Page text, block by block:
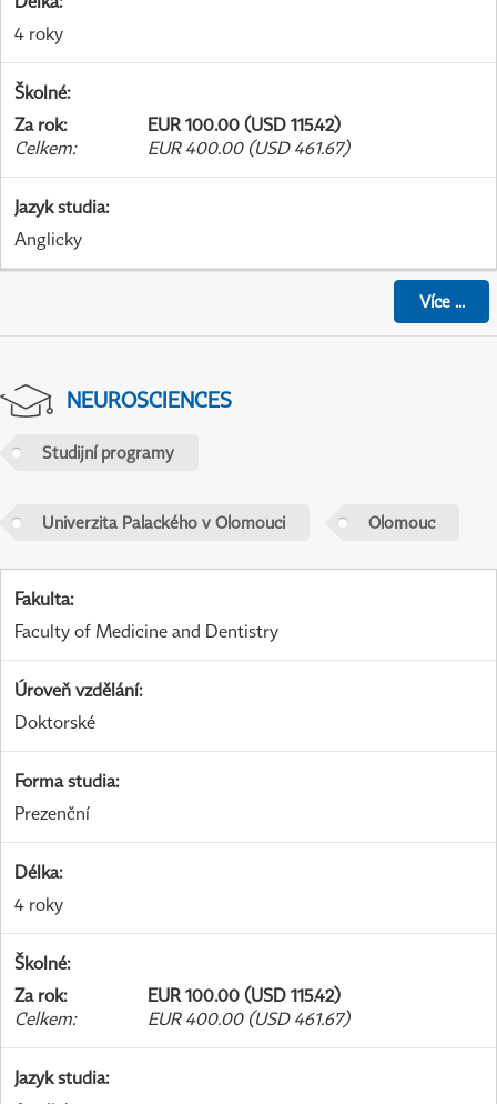
4 roky
Školné:
Za rok:
EUR 100.00 (USD 115.42)
Celkem: EUR 400.00 (USD 461.67)
Jazyk studia:
Anglicky
Více...
NEUROSCIENCES
Studijní programy
Univerzita Palackého v Olomouci Olomouc
Fakulta:
Faculty of Medicine and Dentistry
Úroveň vzdělání:
Doktorské
Forma studia:
Prezenční
Délka:
4 roky
Školné:
Za rok:
EUR 100.00 (USD 115.42)
Celkem: EUR 400.00 (USD 461.67)
Jazyk studia: